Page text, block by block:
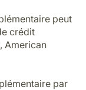
peut
crédit
American
par